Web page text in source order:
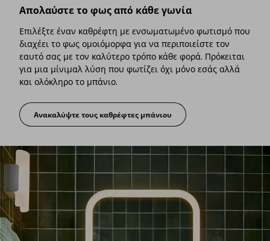
Απολαύστε το φως από κάθε γωνία
Επιλέξτε έναν καθρέφτη με ενσωματωμένο φωτισμό που
διαχέει το φως ομοιόμορφα για να περιποιείστε τον
εαυτό σας με τον καλύτερο τρόπο κάθε φορά. Πρόκειται
για μια μίνιμαλ λύση που φωτίζει όχι μόνο εσάς αλλά
και ολόκληρο το μπάνιο.
Απολαύστε το φως από κάθε γωνία
Ανακαλύψτε τους καθρέφτες μπάνιου